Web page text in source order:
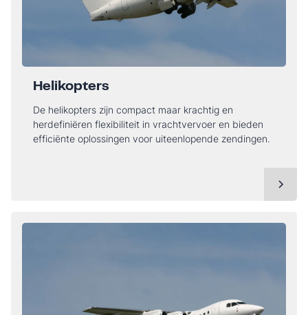
Helikopters
De helikopters zijn compact maar krachtig en
herdefiniëren flexibiliteit in vrachtvervoer en bieden
efficiënte oplossingen voor uiteenlopende zendingen.